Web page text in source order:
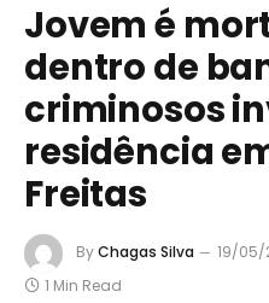
Jovem é
dentro de
criminosos
residência
Freitas
ByChagas Silva 19/05/
1 Min Read